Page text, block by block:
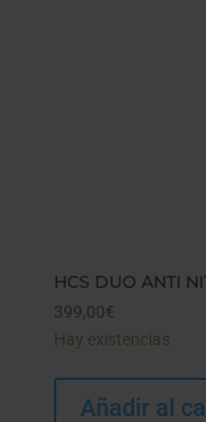
HCS DUO ANTI
399,00€
Hay existencias
Añadir al